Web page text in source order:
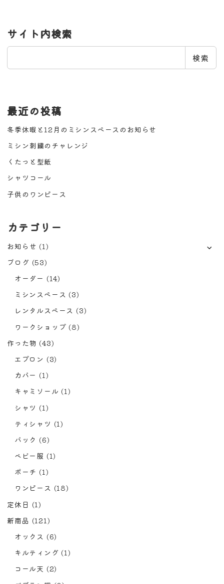
サイト内検索
検索
最近の投稿
冬季休暇と12月のミシンスペースのお知らせ
ミシン刺繍のチャレンジ
くたっと型紙
シャツコール
子供のワンピース
カテゴリー
お知らせ (1)
ブログ (53)
オーダー (14)
ミシンスペース (3)
レンタルスペース (3)
ワークショップ (8)
作った物 (43)
エプロン (3)
カバー (1)
キャミソール (1)
シャツ (1)
ティシャツ (1)
バック (6)
ベビー服 (1)
ポーチ (1)
ワンピース (18)
定休日 (1)
新商品 (121)
オックス (6)
キルティング (1)
コール天 (2)